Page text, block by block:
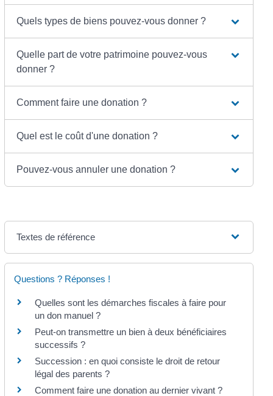
Quels types de biens pouvez-vous donner ?
Quelle part de votre patrimoine pouvez-vous
donner ?
Comment faire une donation ?
Quel est le coût d'une donation ?
Pouvez-vous annuler une donation ?
Textes de référence
Questions ? Réponses !
Quelles sont les démarches fiscales à faire pour
un don manuel ?
Peut-on transmettre un bien à deux bénéficiaires
successifs ?
Succession : en quoi consiste le droit de retour
légal des parents ?
Comment faire une donation au dernier vivant ?